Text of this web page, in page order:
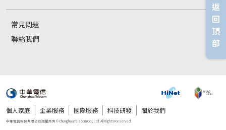
常見問題
聯絡我們
個人家庭 企業服務 國際服務 科技研發 關於我們
返
回
頂
部